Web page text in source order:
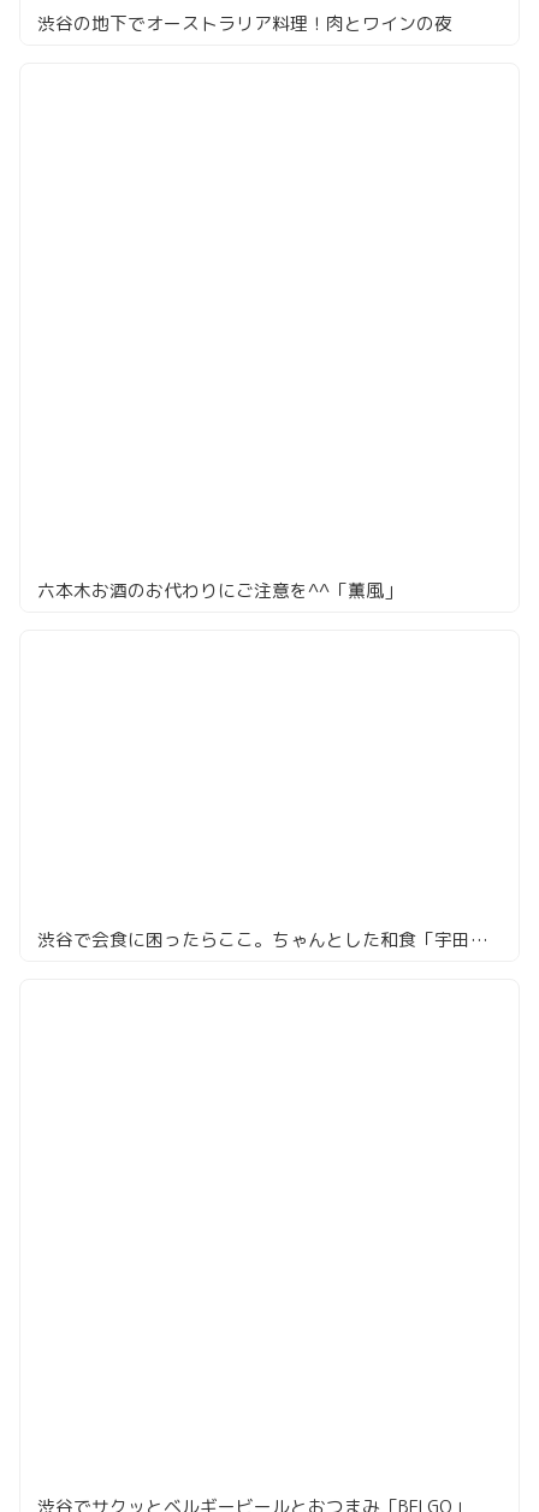
渋谷の地下でオーストラリア料理！肉とワインの夜
六本木お酒のお代わりにご注意を^^「薫風」
渋谷で会食に困ったらここ。ちゃんとした和食「宇田川 紫扇」